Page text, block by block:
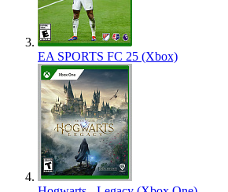
EA SPORTS FC 25 (Xbox)